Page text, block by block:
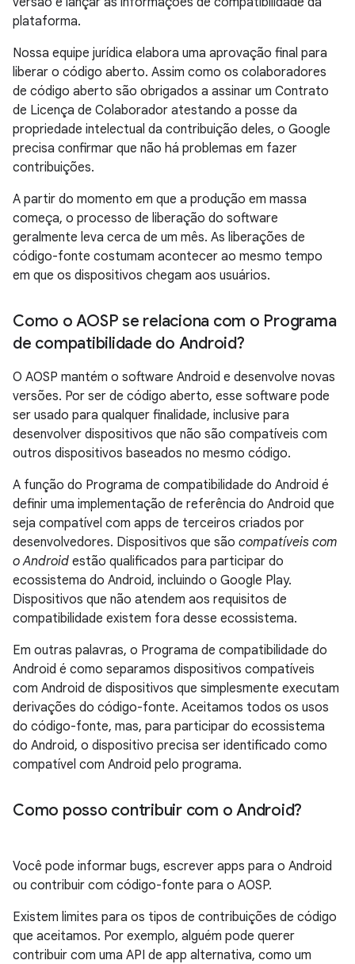
plataforma.
Nossa equipe jurídica elabora uma aprovação final para
liberar o código aberto. Assim como os colaboradores
de código aberto são obrigados a assinar um Contrato
de Licença de Colaborador atestando a posse da
propriedade intelectual da contribuição deles, o Google
precisa confirmar que não há problemas em fazer
contribuições.
A partir do momento em que a produção em massa
começa, o processo de liberação do software
geralmente leva cerca de um mês. As liberações de
código-fonte costumam acontecer ao mesmo tempo
em que os dispositivos chegam aos usuários.
Como o AOSP se relaciona com o Programa
de compatibilidade do Android?
O AOSP mantém o software Android e desenvolve novas
versões. Por ser de código aberto, esse software pode
ser usado para qualquer finalidade, inclusive para
desenvolver dispositivos que não são compatíveis com
outros dispositivos baseados no mesmo código.
A função do Programa de compatibilidade do Android é
definir uma implementação de referência do Android que
seja compatível com apps de terceiros criados por
desenvolvedores. Dispositivos que são compatíveis com
o Android estão qualificados para participar do
ecossistema do Android, incluindo o Google Play.
Dispositivos que não atendem aos requisitos de
compatibilidade existem fora desse ecossistema.
Em outras palavras, o Programa de compatibilidade do
Android é como separamos dispositivos compatíveis
com Android de dispositivos que simplesmente executam
derivações do código-fonte. Aceitamos todos os usos
do código-fonte, mas, para participar do ecossistema
do Android, o dispositivo precisa ser identificado como
compatível com Android pelo programa.
Como posso contribuir com o Android?
Você pode informar bugs, escrever apps para o Android
ou contribuir com código-fonte para o AOSP.
Existem limites para os tipos de contribuições de código
que aceitamos. Por exemplo, alguém pode querer
contribuir com uma API de app alternativa, como um